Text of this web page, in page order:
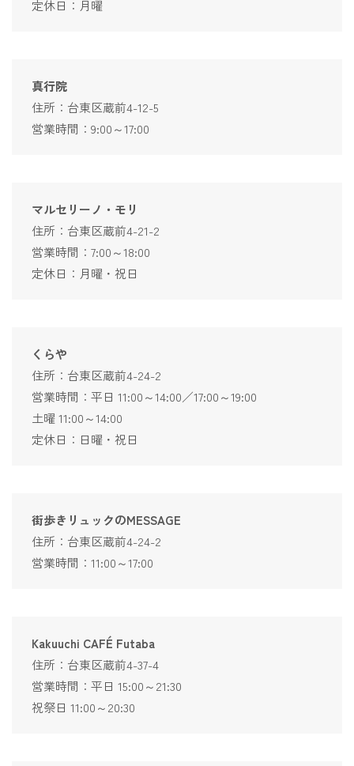
定休日：月曜
真行院
住所：台東区蔵前4-12-5
営業時間：9:00～17:00
マルセリーノ・モリ
住所：台東区蔵前4-21-2
営業時間：7:00～18:00
定休日：月曜・祝日
くらや
住所：台東区蔵前4-24-2
営業時間：平日 11:00～14:00／17:00～19:00
土曜 11:00～14:00
定休日：日曜・祝日
街歩きリュックのMESSAGE
住所：台東区蔵前4-24-2
営業時間：11:00～17:00
Kakuuchi CAFÉ Futaba
住所：台東区蔵前4-37-4
営業時間：平日 15:00～21:30
祝祭日 11:00～20:30